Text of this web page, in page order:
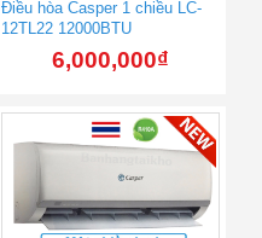
Điều hòa Casper 1 chiều LC-
12TL22 12000BTU
6,000,000₫